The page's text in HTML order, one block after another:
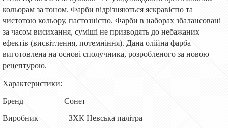
кольорам за тоном. Фарби відрізняються яскравістю та
чистотою кольору, пастозністю. Фарби в наборах збалансовані
за часом висихання, суміші не призводять до небажаних
ефектів (висвітлення, потемніння). Дана олійна фарба
виготовлена ​​на основі сполучника, розробленого за новою
рецептурою.
Характеристики:
Бренд Сонет
Виробник ЗХК Невська палітра